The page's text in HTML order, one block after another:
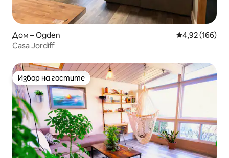
Дом – Ogden Средна
4,92 (166)
Casa Jordiff
Избор на гостите
Избор на гостите